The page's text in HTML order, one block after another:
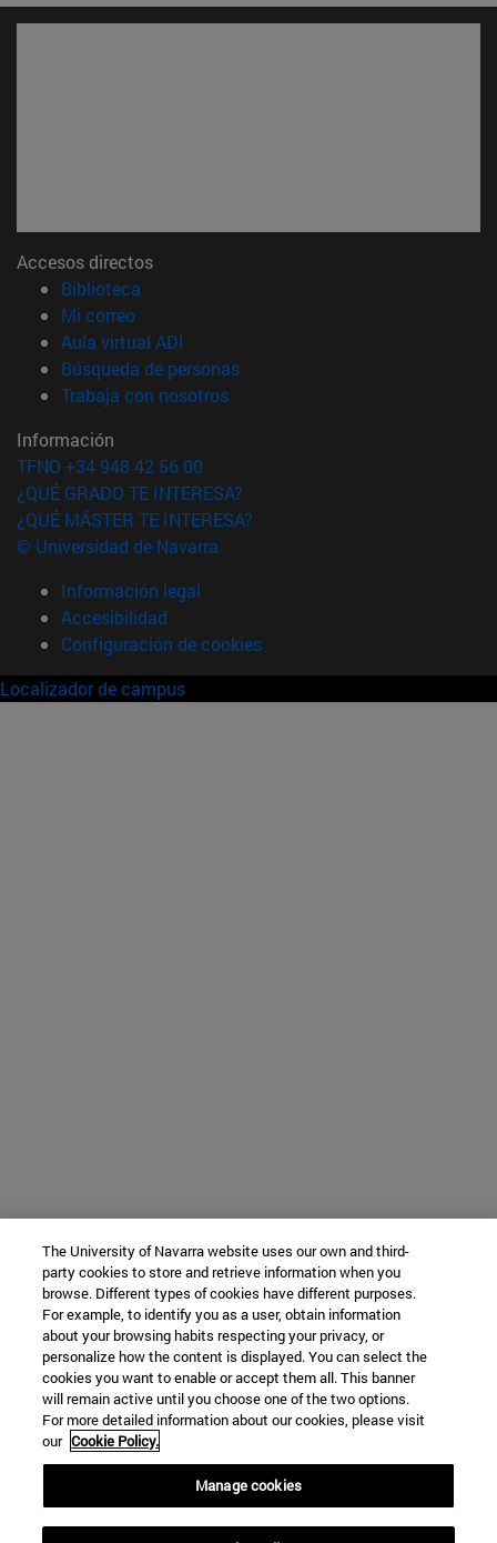
Accesos directos
Biblioteca
Mi correo(abre en nueva ventana)
Aula virtual ADI
Búsqueda de personas(abre en nueva ventana)
Trabaja con nosotros(abre en nueva ventana)
Información
TFNO +34 948 42 56 00
¿QUÉ GRADO TE INTERESA?
¿QUÉ MÁSTER TE INTERESA?
© Universidad de Navarra
Información legal
Accesibilidad
Configuración de cookies
Localizador de campus
The University of Navarra website uses our own and third-
party cookies to store and retrieve information when you
browse. Different types of cookies have different purposes.
For example, to identify you as a user, obtain information
about your browsing habits respecting your privacy, or
personalize how the content is displayed. You can select the
cookies you want to enable or accept them all. This banner
will remain active until you choose one of the two options.
For more detailed information about our cookies, please visit
our Cookie Policy.
Manage cookies